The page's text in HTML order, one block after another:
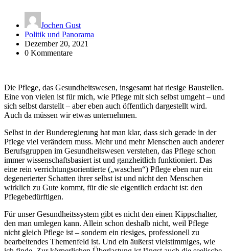
Jochen Gust
Politik und Panorama
Dezember 20, 2021
0 Kommentare
Die Pflege, das Gesundheitswesen, insgesamt hat riesige Baustellen.
Eine von vielen ist für mich, wie Pflege mit sich selbst umgeht – und
sich selbst darstellt – aber eben auch öffentlich dargestellt wird.
Auch da müssen wir etwas unternehmen.
Selbst in der Bunderegierung hat man klar, dass sich gerade in der
Pflege viel verändern muss. Mehr und mehr Menschen auch anderer
Berufsgruppen im Gesundheitswesen verstehen, das Pflege schon
immer wissenschaftsbasiert ist und ganzheitlich funktioniert. Das
eine rein verrichtungsorientierte („waschen“) Pflege eben nur ein
degenerierter Schatten ihrer selbst ist und nicht den Menschen
wirklich zu Gute kommt, für die sie eigentlich erdacht ist: den
Pflegebedürftigen.
Für unser Gesundheitssystem gibt es nicht den einen Kippschalter,
den man umlegen kann. Allein schon deshalb nicht, weil Pflege
nicht gleich Pflege ist – sondern ein riesiges, professionell zu
bearbeitendes Themenfeld ist. Und ein äußerst vielstimmiges, wie